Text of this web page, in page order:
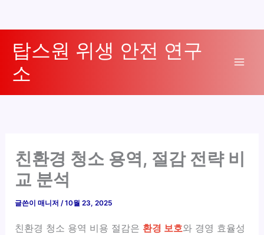
탑스원 위생 안전 연구
소
친환경 청소 용역, 절감 전략 비
교 분석
글쓴이매니저/10월 23, 2025
친환경 청소 용역 비용 절감은 환경 보호와 경영 효율성